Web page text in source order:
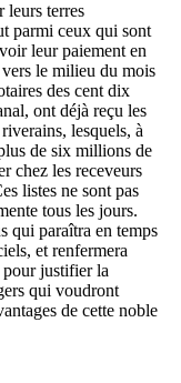
leurs terres
parmi ceux qui sont
leur paiement en
le milieu du mois
des cent dix
ont déjà reçu les
lesquels, à
de six millions de
chez les receveurs
listes ne sont pas
tous les jours.
qui paraîtra en temps
et renfermera
pour justifier la
qui voudront
de cette noble